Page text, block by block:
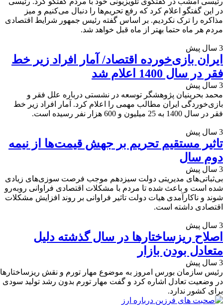
در این گفتگو اعلام کرد که رفع تحریم‌ها را دنبال می‌کنیم و میز
مذاکره را ترک نکردیم. بر اساس گفته رئیس جمهور شرایط اقتصادی
مردم هر ماه حتما بهتر از ماه قبل خواهد شد.
3 سال پیش
ایران بازی‌خورده اقتصاد/ آمار افراد زیر خط
فقر در سال 1400 اعلام شد
3 سال پیش
محمد بحرینیان پژوهشگر توسعه در نشستی درباره علل فقر و
بازی‌خوردگی ایران مطالب مهمی را اعلام کرد. آمار افراد زیر خط
فقر در سال 1400 به 25 میلیون و 600 هزار نفر رسیده است.
3 سال پیش
تاثیر مستقیم تحریم‌ بر جهش قیمت‌ها از نیمه
دوم سال
3 سال پیش
بی‌ثباتی‌های مدیریتی دولت سیزدهم موجب فرصت سوزی‌های زیادی
شده است و باعث شده تا مردم با مشکلات اقتصادی فراوانی روبه‌رو
شوند و ناکارآمدی هیات دولت تاثیر فراوانی بر روند افزایش مشکلات
اقتصادی داشته است.
3 سال پیش
اصلاح ریزساختارها در سال گذشته دلیل
متعادل بودن بازار
3 سال پیش
رئیس سازمان بورس امروز به موضوع مهار تورم و نقش ریزساختارها
در وضعیت تعادل اشاره کرد و گفت مهار تورم بدون رشد تولید سودی
برای کشور ندارد.